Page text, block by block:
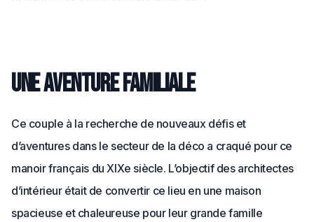
Une aventure familiale
Ce couple à la recherche de nouveaux défis et
d’aventures dans le secteur de la déco a craqué pour ce
manoir français du XIXe siècle. L’objectif des architectes
d’intérieur était de convertir ce lieu en une maison
spacieuse et chaleureuse pour leur grande famille